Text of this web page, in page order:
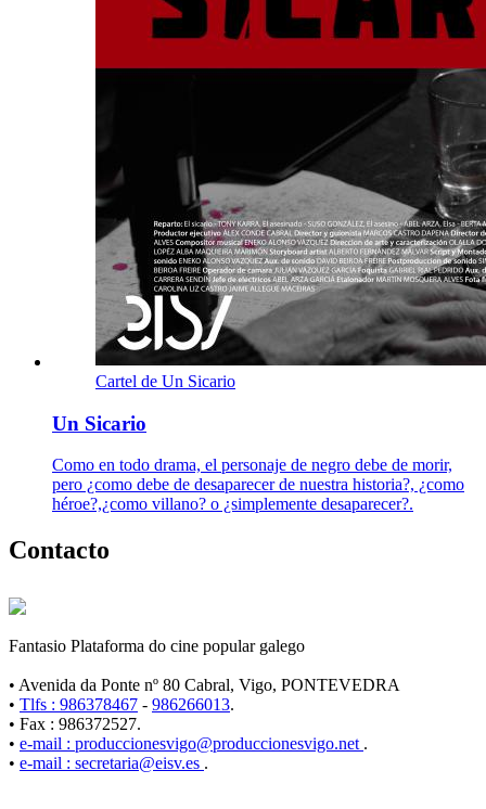
Cartel de Un Sicario
Un Sicario
Como en todo drama, el personaje de negro debe de morir,
pero ¿como debe de desaparecer de nuestra historia?, ¿como
héroe?,¿como villano? o ¿simplemente desaparecer?.
Contacto
Fantasio Plataforma do cine popular galego
• Avenida da Ponte nº 80 Cabral, Vigo, PONTEVEDRA
• Tlfs : 986378467 - 986266013.
• Fax : 986372527.
• e-mail : produccionesvigo@produccionesvigo.net .
• e-mail : secretaria@eisv.es .